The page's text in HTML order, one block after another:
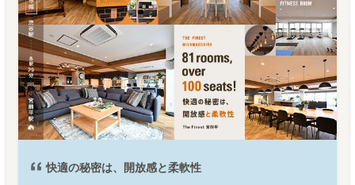
快適の秘密は、開放感と柔軟性